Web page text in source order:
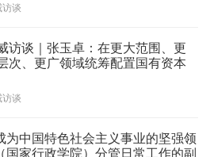
访谈
访谈｜张玉卓：在更大范围、更
次、更广领域统筹配置国有资本
访谈
为中国特色社会主义事业的坚强领
家行政学院）分管日常工作的副